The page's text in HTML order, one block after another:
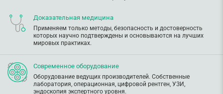
Доказательная медицина
Применяем только методы, безопасность и достоверность
которых научно подтверждены и основываются на лучших
мировых практиках.
Современное оборудование
Оборудование ведущих производителей. Собственные
лаборатория, операционная, цифровой рентген, УЗИ,
эндоскопия экспертного уровня.